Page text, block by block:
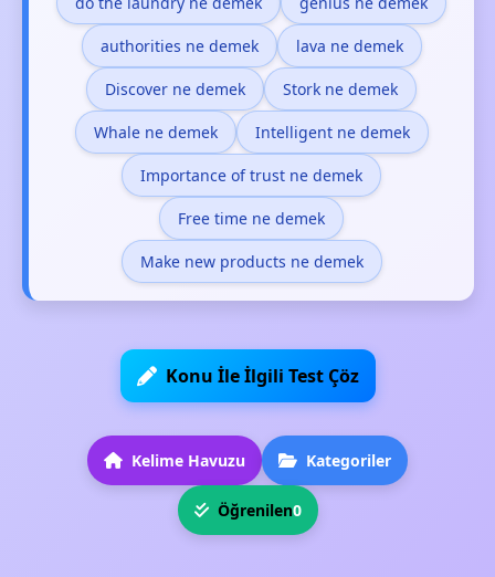
authorities ne demek lava ne demek
Discover ne demek Stork ne demek
Whale ne demek Intelligent ne demek
Importance of trust ne demek
Free time ne demek
Make new products ne demek
Konu İle İlgili Test Çöz
Kelime Havuzu Kategoriler
Öğrenilen0